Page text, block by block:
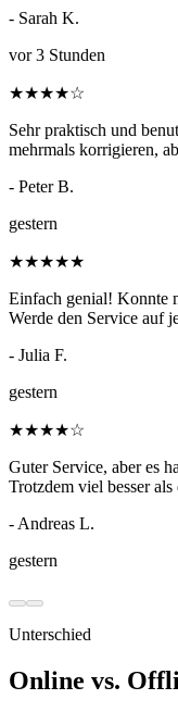
- Sarah K.
vor 3 Stunden
★★★★☆
Sehr praktisch und
mehrmals korrigieren,
- Peter B.
gestern
★★★★★
Einfach genial! Konnte
Werde den Service auf
- Julia F.
gestern
★★★★☆
Guter Service, aber es
Trotzdem viel besser
- Andreas L.
gestern
Unterschied
Online vs.